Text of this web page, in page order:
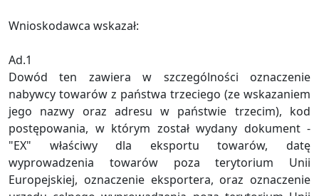
Wnioskodawca wskazał:
Ad.1
Dowód ten zawiera w szczególności oznaczenie
nabywcy towarów z państwa trzeciego (ze wskazaniem
jego nazwy oraz adresu w państwie trzecim), kod
postępowania, w którym został wydany dokument -
"EX" właściwy dla eksportu towarów, datę
wyprowadzenia towarów poza terytorium Unii
Europejskiej, oznaczenie eksportera, oraz oznaczenie